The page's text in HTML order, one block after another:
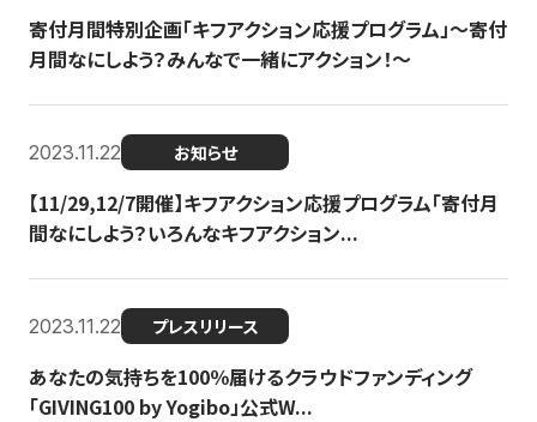
寄付月間特別企画「キフアクション応援プログラム」〜寄付
月間なにしよう？みんなで一緒にアクション！〜
2023.11.22 お知らせ
【11/29,12/7開催】キフアクション応援プログラム「寄付月
間なにしよう？いろんなキフアクション...
2023.11.22 プレスリリース
あなたの気持ちを100％届けるクラウドファンディング
「GIVING100 by Yogibo」公式W...